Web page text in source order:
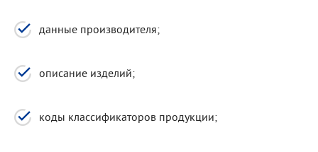
данные производителя;
описание изделий;
коды классификаторов продукции;